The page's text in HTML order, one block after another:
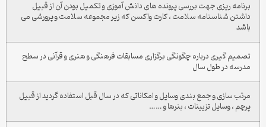
برنامه ریزی جهت بررسی پرونده های دانش آموزی و تکمیل بودن آن از قبیل
داشتن شناسنامه سلامت ، کارت واکسن که زیر مجموعه سلامت و پرورشی می
باشد
تصمیم گیری درباره چگونگی برگزاری مسابقات فرهنگی و هنری و قرآنی در سطح
مدرسه در طول سال
مرتب سازی و جمع بندی وسایل و امکاناتی که در سال قبل استفاده گردید از قبیل
پرچم ، وسایل تزیینات ، بنرها و ……